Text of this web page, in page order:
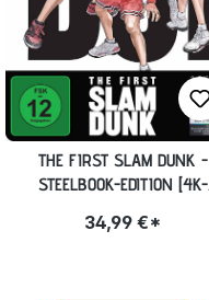
THE FIRST SLAM DUNK -
STEELBOOK-EDITION [4K-
PLANET)
34,99 €*